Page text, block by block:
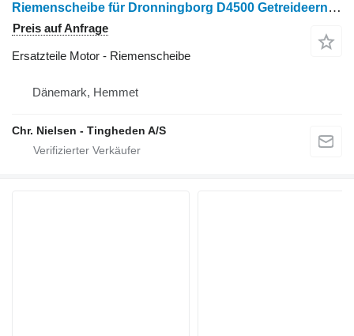
Riemenscheibe für Dronningborg D4500 Getreideernter
Preis auf Anfrage
Ersatzteile Motor - Riemenscheibe
Dänemark, Hemmet
Chr. Nielsen - Tingheden A/S